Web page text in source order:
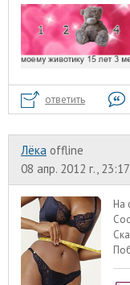
ответить
Лёка offline
08 апр. 2012 г.,
На